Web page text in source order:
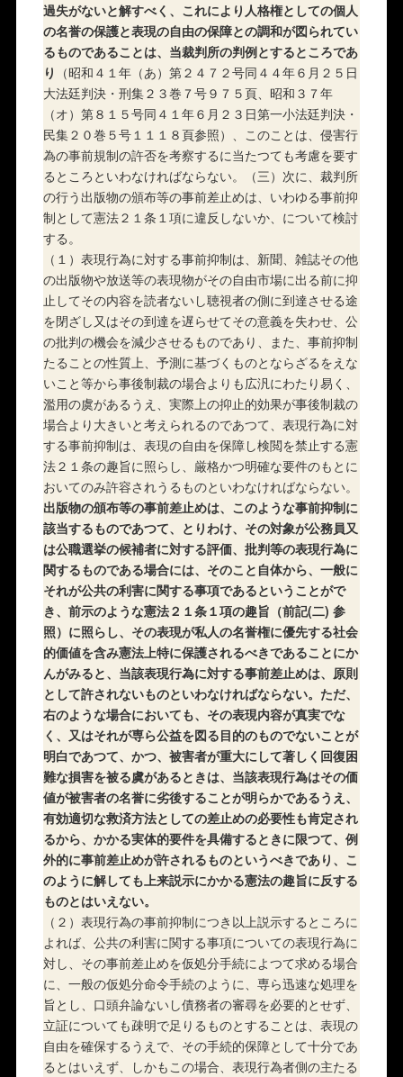
過失がないと解すべく、これにより人格権としての個人
の名誉の保護と表現の自由の保障との調和が図られてい
るものであることは、当裁判所の判例とするところであ
り （昭和４１年（あ）第２４７２号同４４年６月２５日
大法廷判決・刑集２３巻７号９７５頁、昭和３７年
（オ）第８１５号同４１年６月２３日第一小法廷判決・
民集２０巻５号１１１８頁参照）、このことは、侵害行
為の事前規制の許否を考察するに当たつても考慮を要す
るところといわなければならない。（三）次に、裁判所
の行う出版物の頒布等の事前差止めは、いわゆる事前抑
制として憲法２１条１項に違反しないか、について検討
する。
（１）表現行為に対する事前抑制は、新聞、雑誌その他
の出版物や放送等の表現物がその自由市場に出る前に抑
止してその内容を読者ないし聴視者の側に到達させる途
を閉ざし又はその到達を遅らせてその意義を失わせ、公
の批判の機会を減少させるものであり、また、事前抑制
たることの性質上、予測に基づくものとならざるをえな
いこと等から事後制裁の場合よりも広汎にわたり易く、
濫用の虞があるうえ、実際上の抑止的効果が事後制裁の
場合より大きいと考えられるのであつて、表現行為に対
する事前抑制は、表現の自由を保障し検閲を禁止する憲
法２１条の趣旨に照らし、厳格かつ明確な要件のもとに
おいてのみ許容されうるものといわなければならない。
出版物の頒布等の事前差止めは、このような事前抑制に
該当するものであつて、とりわけ、その対象が公務員又
は公職選挙の候補者に対する評価、批判等の表現行為に
関するものである場合には、そのこと自体から、一般に
それが公共の利害に関する事項であるということがで
き、前示のような憲法２１条１項の趣旨（前記(二) 参
照）に照らし、その表現が私人の名誉権に優先する社会
的価値を含み憲法上特に保護されるべきであることにか
んがみると、当該表現行為に対する事前差止めは、原則
として許されないものといわなければならない。ただ、
右のような場合においても、その表現内容が真実でな
く、又はそれが専ら公益を図る目的のものでないことが
明白であつて、かつ、被害者が重大にして著しく回復困
難な損害を被る虞があるときは、当該表現行為はその価
値が被害者の名誉に劣後することが明らかであるうえ、
有効適切な救済方法としての差止めの必要性も肯定され
るから、かかる実体的要件を具備するときに限つて、例
外的に事前差止めが許されるものというべきであり、こ
のように解しても上来説示にかかる憲法の趣旨に反する
ものとはいえない。
（２）表現行為の事前抑制につき以上説示するところに
よれば、公共の利害に関する事項についての表現行為に
対し、その事前差止めを仮処分手続によつて求める場合
に、一般の仮処分命令手続のように、専ら迅速な処理を
旨とし、口頭弁論ないし債務者の審尋を必要的とせず、
立証についても疎明で足りるものとすることは、表現の
自由を確保するうえで、その手続的保障として十分であ
るとはいえず、しかもこの場合、表現行為者側の主たる